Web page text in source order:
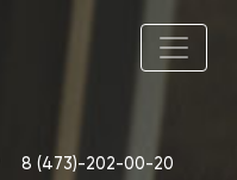
8 (473)-202-00-20